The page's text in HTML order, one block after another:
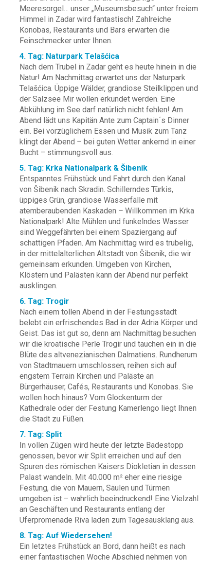
Meeresorgel… unser „Museumsbesuch“ unter freiem
Himmel in Zadar wird fantastisch! Zahlreiche
Konobas, Restaurants und Bars erwarten die
Feinschmecker unter Ihnen.
4. Tag: Naturpark Telašćica
Nach dem Trubel in Zadar geht es heute hinein in die
Natur! Am Nachmittag erwartet uns der Naturpark
Telašćica. Üppige Wälder, grandiose Steilklippen und
der Salzsee Mir wollen erkundet werden. Eine
Abkühlung im See darf natürlich nicht fehlen! Am
Abend lädt uns Kapitän Ante zum Captain´s Dinner
ein. Bei vorzüglichem Essen und Musik zum Tanz
klingt der Abend – bei guten Wetter ankernd in einer
Bucht – stimmungsvoll aus.
5. Tag: Krka Nationalpark & Šibenik
Entspanntes Frühstück und Fahrt durch den Kanal
von Šibenik nach Skradin. Schillerndes Türkis,
üppiges Grün, grandiose Wasserfälle mit
atemberaubenden Kaskaden – Willkommen im Krka
Nationalpark! Alte Mühlen und funkelndes Wasser
sind Weggefährten bei einem Spaziergang auf
schattigen Pfaden. Am Nachmittag wird es trubelig,
in der mittelalterlichen Altstadt von Šibenik, die wir
gemeinsam erkunden. Umgeben von Kirchen,
Klöstern und Palästen kann der Abend nur perfekt
ausklingen.
6. Tag: Trogir
Nach einem tollen Abend in der Festungsstadt
belebt ein erfrischendes Bad in der Adria Körper und
Geist. Das ist gut so, denn am Nachmittag besuchen
wir die kroatische Perle Trogir und tauchen ein in die
Blüte des altvenezianischen Dalmatiens. Rundherum
von Stadtmauern umschlossen, reihen sich auf
engstem Terrain Kirchen und Paläste an
Bürgerhäuser, Cafés, Restaurants und Konobas. Sie
wollen hoch hinaus? Vom Glockenturm der
Kathedrale oder der Festung Kamerlengo liegt Ihnen
die Stadt zu Füßen.
7. Tag: Split
In vollen Zügen wird heute der letzte Badestopp
genossen, bevor wir Split erreichen und auf den
Spuren des römischen Kaisers Diokletian in dessen
Palast wandeln. Mit 40.000 m² eher eine riesige
Festung, die von Mauern, Säulen und Türmen
umgeben ist – wahrlich beeindruckend! Eine Vielzahl
an Geschäften und Restaurants entlang der
Uferpromenade Riva laden zum Tagesausklang aus.
8. Tag: Auf Wiedersehen!
Ein letztes Frühstück an Bord, dann heißt es nach
einer fantastischen Woche Abschied nehmen von